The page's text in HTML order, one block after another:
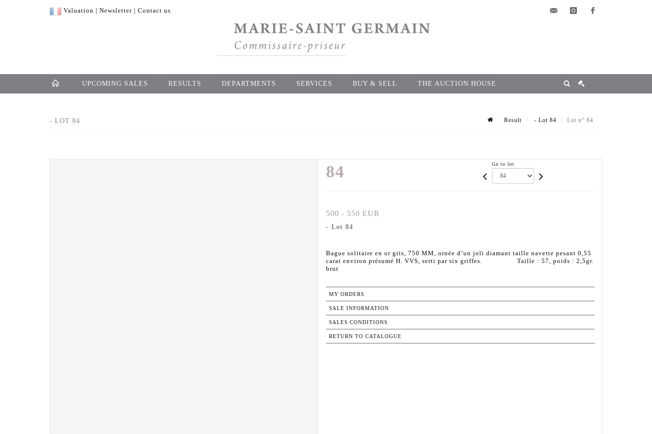
Valuation | Newsletter | Contact us
UPCOMING SALES RESULTS DEPARTMENTS SERVICES BUY & SELL THE AUCTION HOUSE
- LOT 84 Result - Lot 84 Lot n° 84
84 Go to lot
500 - 550 EUR
- Lot 84
Bague solitaire en or gris, 750 MM, ornée d’un joli diamant taille navette pesant 0,55
carat environ présumé H. VVS, serti par six griffes. Taille : 57, poids : 2,5gr.
brut
MY ORDERS
SALE INFORMATION
SALES CONDITIONS
RETURN TO CATALOGUE